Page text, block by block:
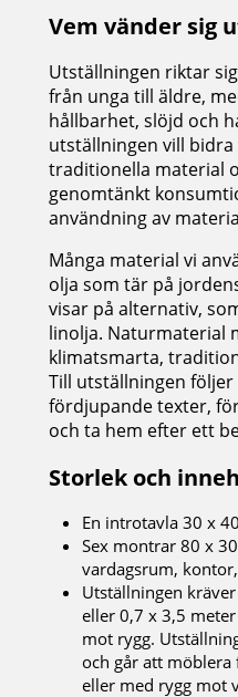
Vem vänder sig
Utställningen riktar
från unga till äldre,
hållbarhet, slöjd och
utställningen vill
traditionella material
genomtänkt
användning av
Många material vi
olja som tär på
visar på alternativ,
linolja. Naturmaterial
klimatsmarta,
Till utställningen
fördjupande texter,
och ta hem efter ett
Storlek och
En introtavla 30 x
Sex montrar 80 x
vardagsrum,
Utställningen
eller 0,7 x 3,5
mot rygg.
och går att
eller med rygg mot